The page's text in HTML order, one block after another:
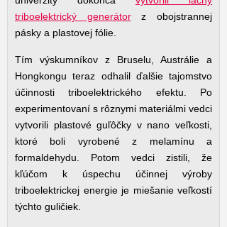
triboelektrický generátorz obojstrannej
pásky a plastovej fólie.
Tím výskumníkov z Bruselu, Austrálie a
Hongkongu teraz odhalil ďalšie tajomstvo
účinnosti triboelektrického efektu. Po
experimentovaní s rôznymi materiálmi vedci
vytvorili plastové guľôčky v nano veľkosti,
ktoré boli vyrobené z melamínu a
formaldehydu. Potom vedci zistili, že
kľúčom k úspechu účinnej výroby
triboelektrickej energie je miešanie veľkostí
týchto guličiek.